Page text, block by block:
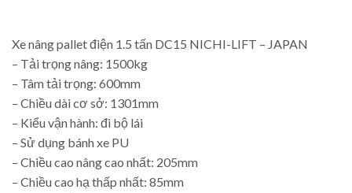
Xe nâng pallet điện 1.5 tấn DC15 NICHI-LIFT – JAPAN
– Tải trọng nâng: 1500kg
– Tâm tải trọng: 600mm
– Chiều dài cơ sở: 1301mm
– Kiểu vận hành: đi bộ lái
– Sử dụng bánh xe PU
– Chiều cao nâng cao nhất: 205mm
– Chiều cao hạ thấp nhất: 85mm